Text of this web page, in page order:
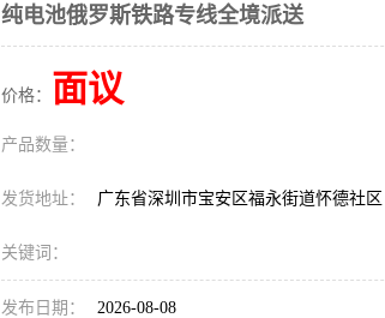
纯电池俄罗斯铁路专线全境派送
价格： 面议
产品数量：
发货地址： 广东省深圳市宝安区福永街道怀德社区
关键词：
发布日期： 2026-08-08